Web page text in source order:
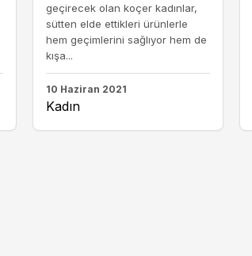
geçirecek olan koçer kadınlar,
sütten elde ettikleri ürünlerle
hem geçimlerini sağlıyor hem de
kışa...
10 Haziran 2021
Kadın